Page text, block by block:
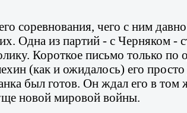
соревнования, чего с ним
Одна из партий - с Черняком -
Короткое письмо только
(как и ожидалось) его
был готов. Он ждал его в том
новой мировой войны.